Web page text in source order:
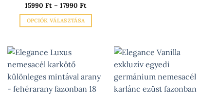
Értékelés:
4.33/ 5
15990 Ft – 17990 FtÁrtartomány:
-
OPCIÓK VÁLASZTÁSA
terméknek
több
variációja
van.
A